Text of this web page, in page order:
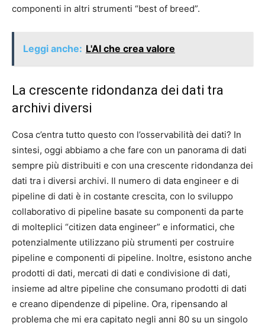
componenti in altri strumenti “best of breed”.
Leggi anche: L'AI che crea valore
La crescente ridondanza dei dati tra
archivi diversi
Cosa c’entra tutto questo con l’osservabilità dei dati? In
sintesi, oggi abbiamo a che fare con un panorama di dati
sempre più distribuiti e con una crescente ridondanza dei
dati tra i diversi archivi. Il numero di data engineer e di
pipeline di dati è in costante crescita, con lo sviluppo
collaborativo di pipeline basate su componenti da parte
di molteplici “citizen data engineer” e informatici, che
potenzialmente utilizzano più strumenti per costruire
pipeline e componenti di pipeline. Inoltre, esistono anche
prodotti di dati, mercati di dati e condivisione di dati,
insieme ad altre pipeline che consumano prodotti di dati
e creano dipendenze di pipeline. Ora, ripensando al
problema che mi era capitato negli anni 80 su un singolo